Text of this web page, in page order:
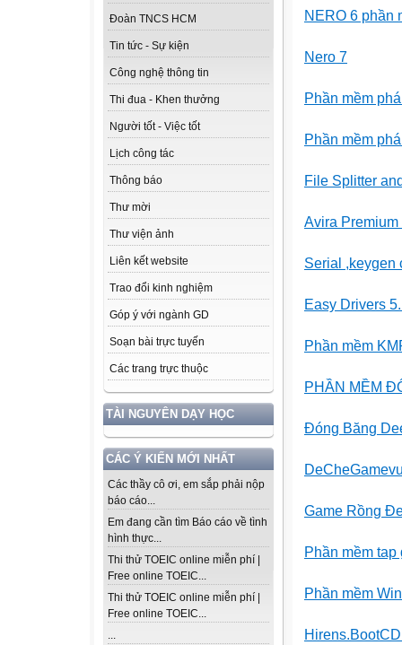
Đoàn TNCS HCM
Tin tức - Sự kiện
Công nghệ thông tin
Thi đua - Khen thưởng
Người tốt - Việc tốt
Lịch công tác
Thông báo
Thư mời
Thư viện ảnh
Liên kết website
Trao đổi kinh nghiệm
Góp ý với ngành GD
Soạn bài trực tuyến
Các trang trực thuộc
TÀI NGUYÊN DẠY HỌC
CÁC Ý KIẾN MỚI NHẤT
Các thầy cô ơi, em sắp phải nộp
báo cáo...
Em đang cần tìm Báo cáo về tình
hình thực...
Thi thử TOEIC online miễn phí |
Free online TOEIC...
Thi thử TOEIC online miễn phí |
Free online TOEIC...
...
NERO 6 phần
Nero 7
Phần mềm
Phần mềm
File Splitter
Avira
Serial ,keygen
Easy Drivers
Phần mềm
PHẦN MỀM
Đóng Băng
Game Rồng
Phần mềm
Phần mềm